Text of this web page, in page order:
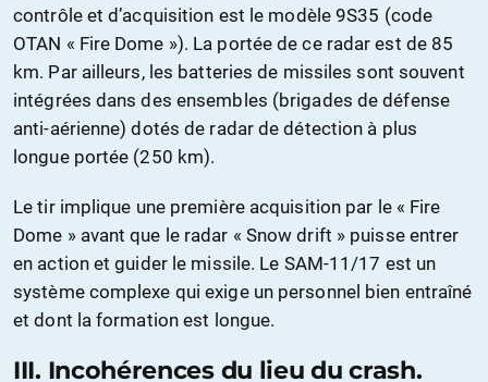
contrôle et d’acquisition est le modèle 9S35 (code
OTAN « Fire Dome »). La portée de ce radar est de 85
km. Par ailleurs, les batteries de missiles sont souvent
intégrées dans des ensembles (brigades de défense
anti-aérienne) dotés de radar de détection à plus
longue portée (250 km).
Le tir implique une première acquisition par le « Fire
Dome » avant que le radar « Snow drift » puisse entrer
en action et guider le missile. Le SAM-11/17 est un
système complexe qui exige un personnel bien entraîné
et dont la formation est longue.
III. Incohérences du lieu du crash.